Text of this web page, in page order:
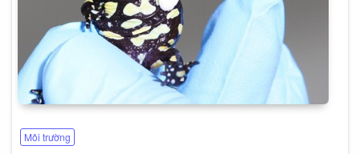
Môi trường